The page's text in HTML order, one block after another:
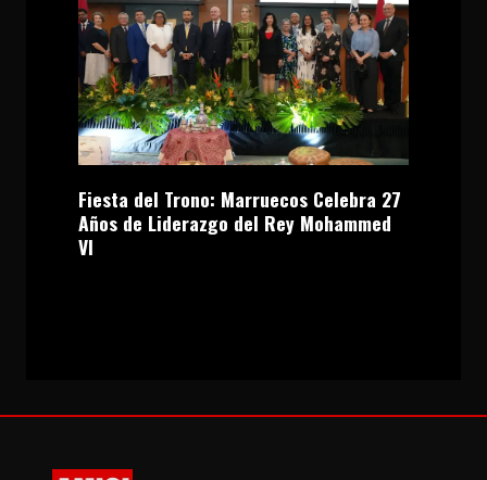
Fiesta del Trono: Marruecos Celebra 27
Años de Liderazgo del Rey Mohammed
VI